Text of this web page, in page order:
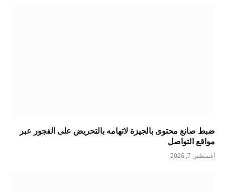
ضبط صانع محتوى بالجيزة لاتهامه بالتحريض على الفجور عبر
مواقع التواصل
أغسطس 7, 2026